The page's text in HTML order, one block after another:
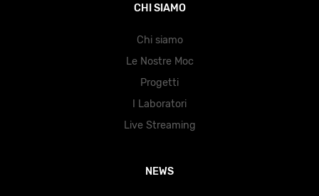
CHI SIAMO
Chi siamo
Le Nostre Moc
Progetti
I Laboratori
Live Streaming
NEWS